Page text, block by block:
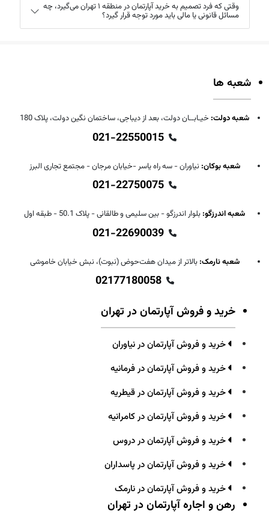
وقتی که فرد تصمیم به خرید آپارتمان در منطقه ۱ تهران می‌گیرد، چه
مسائل قانونی یا مالی باید مورد توجه قرار گیرد؟
شعبه ها
شعبه دولت: خیـابــان دولت، بعد از دیباجی، ساختمان نگین دولت، پلاک 180
021-22550015
شعبه بوکان: نیاوران - سه راه یاسر -خیابان مرجان - مجتمع تجاری البرز
021-22750075
شعبه اندرزگو: بلوار اندرزگو - بین سلیمی و طالقانی - پلاک 50.1 - طبقه اول
021-22690039
شعبه نارمک: بالاتر از میدان هفت‌حوض (نبوت)، نبش خیابان خاموشی
02177180058
خرید و فروش آپارتمان در تهران
خرید و فروش آپارتمان در نیاوران
خرید و فروش آپارتمان در فرمانیه
خرید و فروش آپارتمان در قیطریه
خرید و فروش آپارتمان در کامرانیه
خرید و فروش آپارتمان در دروس
خرید و فروش آپارتمان در پاسداران
خرید و فروش آپارتمان در نارمک
رهن و اجاره آپارتمان در تهران